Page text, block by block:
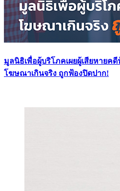
มูลนิธิเพื่อผู้บริโภคเผยผู้เสียหายค
โฆษณาเกินจริง ถูกฟ้องปิดปาก!